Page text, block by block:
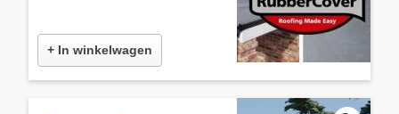
+ In winkelwagen